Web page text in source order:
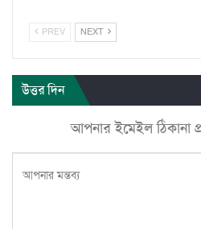
PREV NEXT
উত্তর দিন
আপনার ইমেইল ঠিকানা